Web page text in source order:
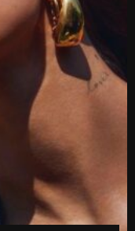
“ეშმაკს აცვია